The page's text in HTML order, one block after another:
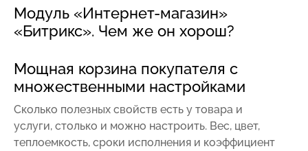
Модуль «Интернет-магазин»
«Битрикс». Чем же он хорош?
Мощная корзина покупателя с
множественными настройками
Сколько полезных свойств есть у товара и
услуги, столько и можно настроить. Вес, цвет,
теплоемкость, сроки исполнения и коэффициент